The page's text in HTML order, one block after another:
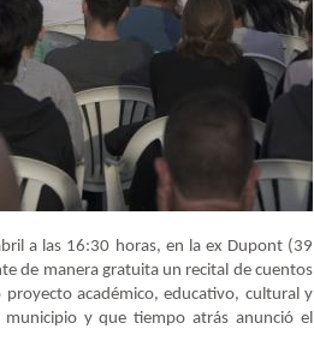
a las 16:30 horas, en la ex Dupont (39
de manera gratuita un recital de cuentos
proyecto académico, educativo, cultural y
y que tiempo atrás anunció el